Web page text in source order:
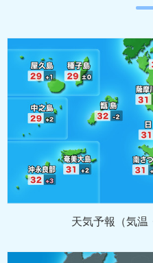
天気予報（気温